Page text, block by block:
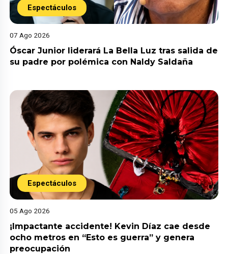
Espectáculos
07 Ago 2026
Óscar Junior liderará La Bella Luz tras salida de
su padre por polémica con Naldy Saldaña
Espectáculos
05 Ago 2026
¡Impactante accidente! Kevin Díaz cae desde
ocho metros en “Esto es guerra” y genera
preocupación